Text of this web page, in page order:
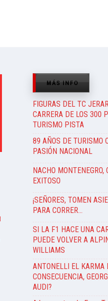
MÁS INFO
FIGURAS DEL TC
CARRERA DE LOS 300
TURISMO PISTA
89 AÑOS DE TURISMO
PASIÓN NACIONAL
NACHO MONTENEGRO,
EXITOSO
¡SEÑORES, TOMEN
PARA CORRER…
SI LA F1 HACE UNA
PUEDE VOLVER A
WILLIAMS
ANTONELLI EL KARMA
CONSECUENCIA,
AUDI?